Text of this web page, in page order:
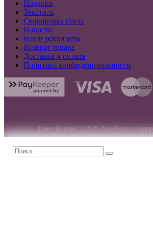
Подарки
Текстиль
Сервировка стола
Новости
Наши реквизиты
Возврат товара
Доставка и оплата
Политика конфиденциальности
"Lutece Boutique" © 2026. Разработка и